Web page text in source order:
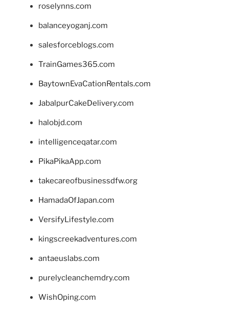
roselynns.com
balanceyoganj.com
salesforceblogs.com
TrainGames365.com
BaytownEvaCationRentals.com
JabalpurCakeDelivery.com
halobjd.com
intelligenceqatar.com
PikaPikaApp.com
takecareofbusinessdfw.org
HamadaOfJapan.com
VersifyLifestyle.com
kingscreekadventures.com
antaeuslabs.com
purelycleanchemdry.com
WishOping.com